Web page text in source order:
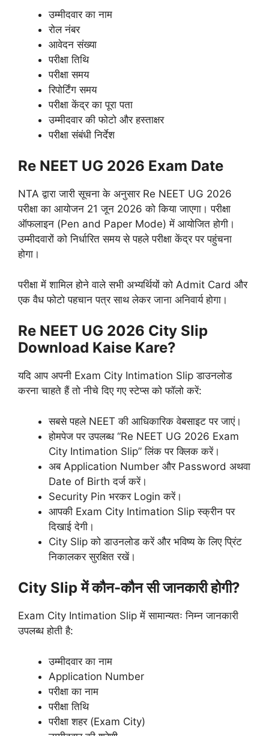
उम्मीदवार का नाम
रोल नंबर
आवेदन संख्या
परीक्षा तिथि
परीक्षा समय
रिपोर्टिंग समय
परीक्षा केंद्र का पूरा पता
उम्मीदवार की फोटो और हस्ताक्षर
परीक्षा संबंधी निर्देश
Re NEET UG 2026 Exam Date
NTA द्वारा जारी सूचना के अनुसार Re NEET UG 2026
परीक्षा का आयोजन 21 जून 2026 को किया जाएगा। परीक्षा
ऑफलाइन (Pen and Paper Mode) में आयोजित होगी।
उम्मीदवारों को निर्धारित समय से पहले परीक्षा केंद्र पर पहुंचना
होगा।
परीक्षा में शामिल होने वाले सभी अभ्यर्थियों को Admit Card और
एक वैध फोटो पहचान पत्र साथ लेकर जाना अनिवार्य होगा।
Re NEET UG 2026 City Slip
Download Kaise Kare?
यदि आप अपनी Exam City Intimation Slip डाउनलोड
करना चाहते हैं तो नीचे दिए गए स्टेप्स को फॉलो करें:
सबसे पहले NEET की आधिकारिक वेबसाइट पर जाएं।
होमपेज पर उपलब्ध “Re NEET UG 2026 Exam
City Intimation Slip” लिंक पर क्लिक करें।
अब Application Number और Password अथवा
Date of Birth दर्ज करें।
Security Pin भरकर Login करें।
आपकी Exam City Intimation Slip स्क्रीन पर
दिखाई देगी।
City Slip को डाउनलोड करें और भविष्य के लिए प्रिंट
निकालकर सुरक्षित रखें।
City Slip में कौन-कौन सी जानकारी होगी?
Exam City Intimation Slip में सामान्यतः निम्न जानकारी
उपलब्ध होती है:
उम्मीदवार का नाम
Application Number
परीक्षा का नाम
परीक्षा तिथि
परीक्षा शहर (Exam City)